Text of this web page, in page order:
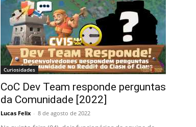
Curiosidades
CoC Dev Team responde perguntas
da Comunidade [2022]
Lucas Felix - 8 de agosto de 2022